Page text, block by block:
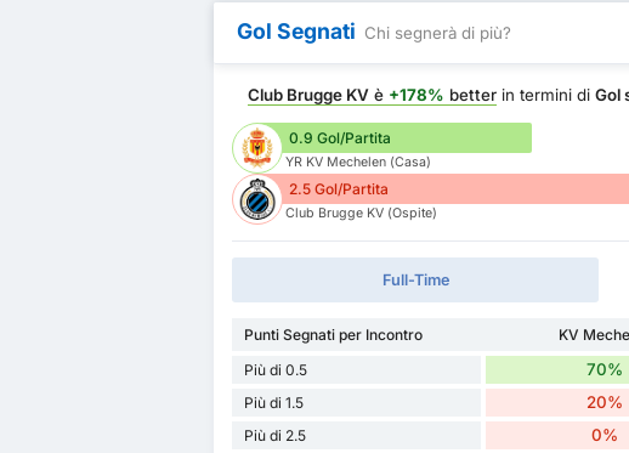
Gol Segnati Chi segnerà di più?
Club Brugge KV è +178% better in termini diGol
0.9 Gol/Partita
YR KV Mechelen (Casa)
2.5 Gol/Partita
Club Brugge KV (Ospite)
Full-Time
Punti Segnati per Incontro KV
Più di 0.5
70%
Più di 1.5 20%
Più di 2.5 0%